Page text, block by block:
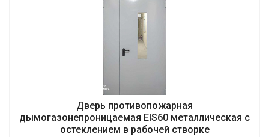
Дверь противопожарная
дымогазонепроницаемая EIS60 металлическая с
остеклением в рабочей створке